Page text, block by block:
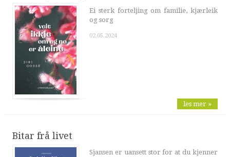
Ei sterk forteljing om familie, kjærleik
og sorg
02.05.2024
les mer »
Bitar frå livet
Sjansen er uansett stor for at du kjenner